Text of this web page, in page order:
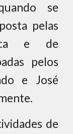
se
pelas
e de
pelos
e José
de